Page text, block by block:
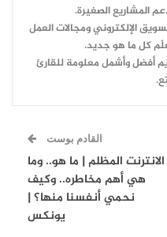
المشاريع الصغيرة.
الإلكتروني ومجالات العمل
كل ما هو جديد.
أفضل وأشمل معلومة للقارئ
القادم بوست
الانترنت المظلم | ما هو.. وما
هي أهم مخاطره.. وكيف
نحمي أنفسنا منها؟ |
يونكس